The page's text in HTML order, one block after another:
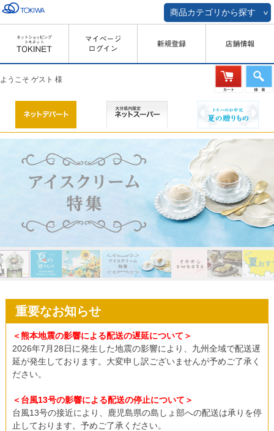
ようこそ ゲスト 様
重要なお知らせ
＜熊本地震の影響による配送の遅延について＞
2026年7月28日に発生した地震の影響により、九州全域で配送遅
延が発生しております。大変申し訳ございませんが予めご了承く
ださい。
＜台風13号の影響による配送の停止について＞
台風13号の接近により、鹿児島県の島しょ部への配送は承りを停
止しております。予めご了承ください。
商品カテゴリから探す